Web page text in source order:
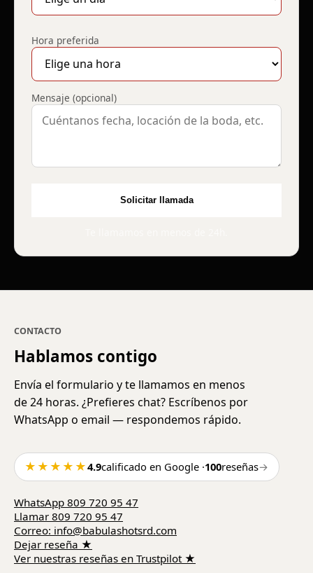
Hora preferida
Mensaje (opcional)
Solicitar llamada
CONTACTO
Hablamos contigo
Envía el formulario y te llamamos en menos
de 24 horas. ¿Prefieres chat? Escríbenos por
WhatsApp o email — respondemos rápido.
★★★★★4.9calificado en Google ·100reseñas→
WhatsApp 809 720 95 47
Llamar 809 720 95 47
Correo: info@babulashotsrd.com
Dejar reseña ★
Ver nuestras reseñas en Trustpilot ★